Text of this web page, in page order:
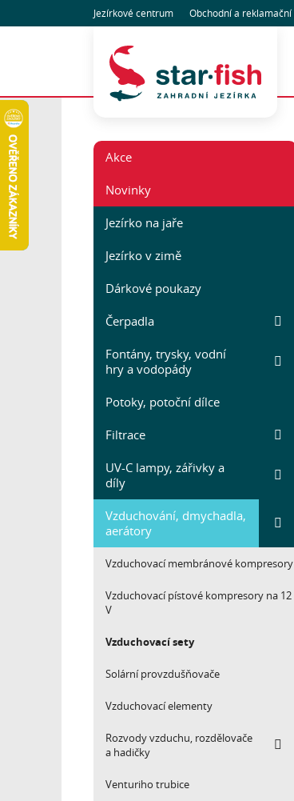
Jezírkové centrum Obchodnía reklamační
Akce
Novinky
Jezírko na jaře
Jezírko v zimě
Dárkové poukazy
Čerpadla
Fontány, trysky, vodní
hry a vodopády
Potoky, potoční dílce
Filtrace
UV-C lampy, zářivky a
díly
Vzduchování, dmychadla,
aerátory
Vzduchovací membránové kompresory
Vzduchovací pístové kompresory na 12
V
Vzduchovací sety
Solární provzdušňovače
Vzduchovací elementy
Rozvody vzduchu, rozdělovače
a hadičky
Venturiho trubice